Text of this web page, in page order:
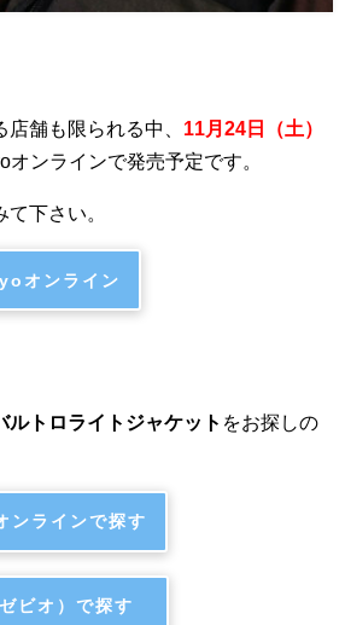
舗も限られる中、 11月24日（土）
オンラインで発売予定です。
下さい。
オンライン
ルトロライトジャケット をお探しの
ラインで探す
ビオ）で探す